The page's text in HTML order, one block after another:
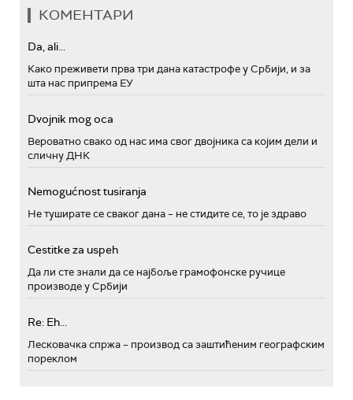
КОМЕНТАРИ
Da, ali...
Како преживети прва три дана катастрофе у Србији, и за
шта нас припрема ЕУ
Dvojnik mog oca
Вероватно свако од нас има свог двојника са којим дели и
сличну ДНК
Nemogućnost tusiranja
Не туширате се сваког дана – не стидите се, то је здраво
Cestitke za uspeh
Да ли сте знали да се најбоље грамофонске ручице
производе у Србији
Re: Eh...
Лесковачка спржа – производ са заштићеним географским
пореклом